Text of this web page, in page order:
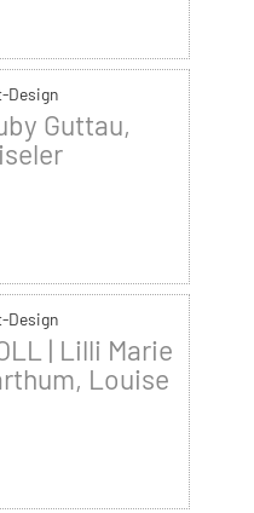
Design
Guttau,
Design
| Lilli Marie
Louise